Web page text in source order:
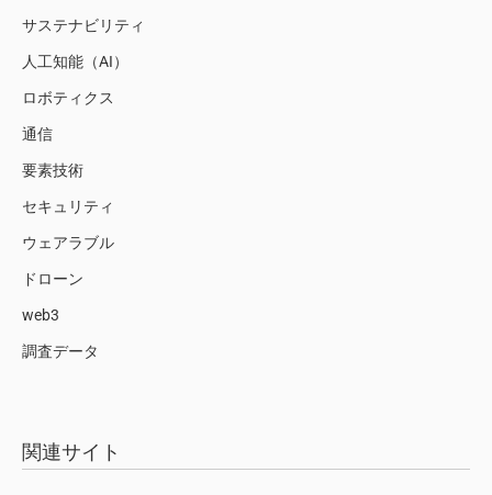
サステナビリティ
人工知能（AI）
ロボティクス
通信
要素技術
セキュリティ
ウェアラブル
ドローン
web3
調査データ
関連サイト